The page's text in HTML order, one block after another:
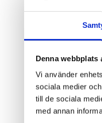
Denna webbplats
Vi använder
sociala medier
till de sociala
med annan